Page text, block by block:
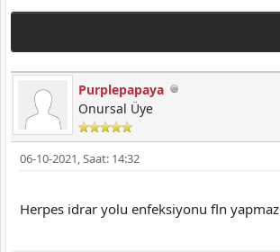
Purplepapaya
Onursal Üye
06-10-2021, Saat: 14:32
Herpes idrar yolu enfeksiyonu fln yapmaz